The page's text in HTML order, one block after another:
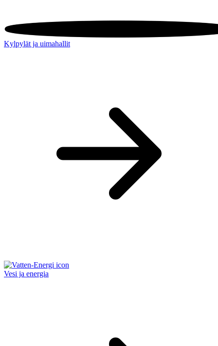
Kylpylät ja uimahallit
Vesi ja energia